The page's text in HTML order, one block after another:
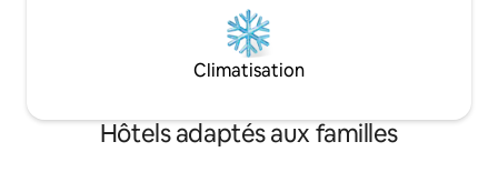
Climatisation
Hôtels adaptés aux familles